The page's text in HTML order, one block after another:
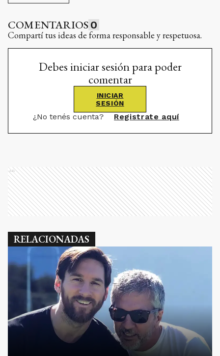
COMENTARIOS 0
Compartí tus ideas de forma responsable y respetuosa.
Debes iniciar sesión para poder
comentar
INICIAR
SESIÓN
¿No tenés cuenta? Registrate aquí
Ads
RELACIONADAS